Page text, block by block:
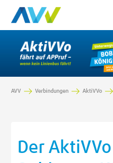
AVV Verbindungen AktiVVo
Der